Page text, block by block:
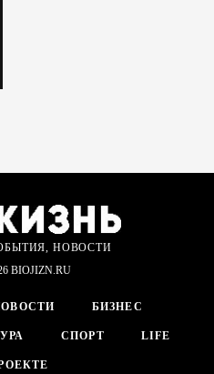
НОВОСТИ
BIOJIZN.RU
БИЗНЕС
СПОРТ LIFE